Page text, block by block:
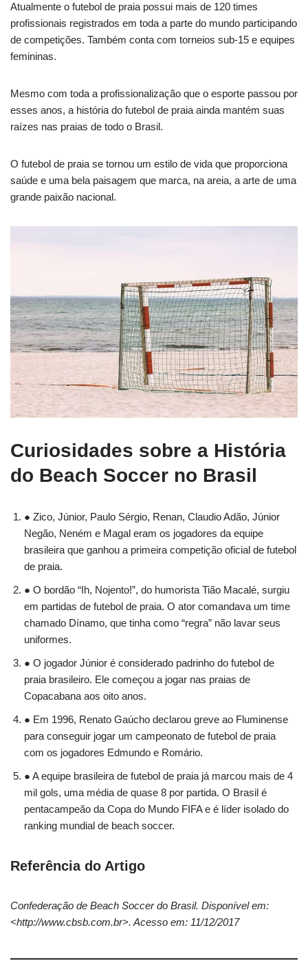
Atualmente o futebol de praia possui mais de 120 times
profissionais registrados em toda a parte do mundo participando
de competições. Também conta com torneios sub-15 e equipes
femininas.
Mesmo com toda a profissionalização que o esporte passou por
esses anos, a história do futebol de praia ainda mantém suas
raízes nas praias de todo o Brasil.
O futebol de praia se tornou um estilo de vida que proporciona
saúde e uma bela paisagem que marca, na areia, a arte de uma
grande paixão nacional.
Curiosidades sobre a História
do Beach Soccer no Brasil
● Zico, Júnior, Paulo Sérgio, Renan, Claudio Adão, Júnior
Negão, Neném e Magal eram os jogadores da equipe
brasileira que ganhou a primeira competição oficial de futebol
de praia.
● O bordão “Ih, Nojento!”, do humorista Tião Macalé, surgiu
em partidas de futebol de praia. O ator comandava um time
chamado Dínamo, que tinha como “regra” não lavar seus
uniformes.
● O jogador Júnior é considerado padrinho do futebol de
praia brasileiro. Ele começou a jogar nas praias de
Copacabana aos oito anos.
● Em 1996, Renato Gaúcho declarou greve ao Fluminense
para conseguir jogar um campeonato de futebol de praia
com os jogadores Edmundo e Romário.
● A equipe brasileira de futebol de praia já marcou mais de 4
mil gols, uma média de quase 8 por partida. O Brasil é
pentacampeão da Copa do Mundo FIFA e é líder isolado do
ranking mundial de beach soccer.
Referência do Artigo
Confederação de Beach Soccer do Brasil. Disponível em:
<http://www.cbsb.com.br>. Acesso em: 11/12/2017